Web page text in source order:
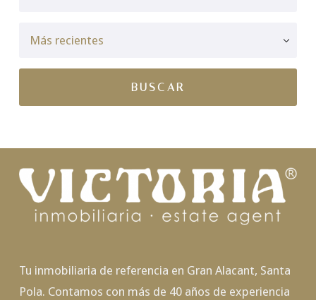
Tu inmobiliaria de referencia en Gran Alacant, Santa
Pola. Contamos con más de 40 años de experiencia